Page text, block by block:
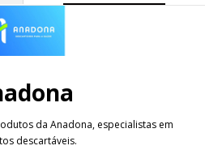
da Anadona, especialistas em
descartáveis.